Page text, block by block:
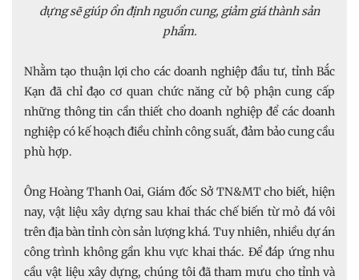
dựng sẽ giúp ổn định nguồn cung, giảm giá thành sản
phẩm.
Nhằm tạo thuận lợi cho các doanh nghiệp đầu tư, tỉnh Bắc
Kạn đã chỉ đạo cơ quan chức năng cử bộ phận cung cấp
những thông tin cần thiết cho doanh nghiệp để các doanh
nghiệp có kế hoạch điều chỉnh công suất, đảm bảo cung cầu
phù hợp.
Ông Hoàng Thanh Oai, Giám đốc Sở TN&MT cho biết, hiện
nay, vật liệu xây dựng sau khai thác chế biến từ mỏ đá vôi
trên địa bàn tỉnh còn sản lượng khá. Tuy nhiên, nhiều dự án
công trình không gần khu vực khai thác. Để đáp ứng nhu
cầu vật liệu xây dựng, chúng tôi đã tham mưu cho tỉnh và